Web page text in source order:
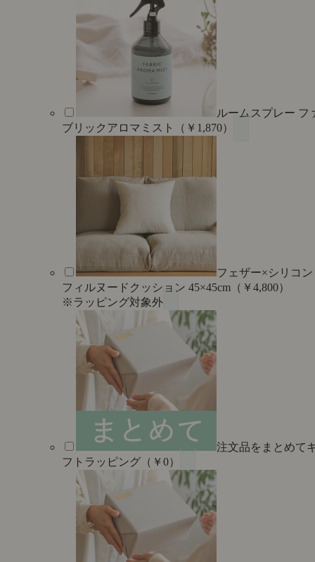
ルームスプレー フ
ブリックアロマミスト（￥1,870）
フェザー×シリコン
フィルヌードクッション 45×45cm（￥4,800）
※ラッピング対象外
注文品をまとめて
フトラッピング（￥0）